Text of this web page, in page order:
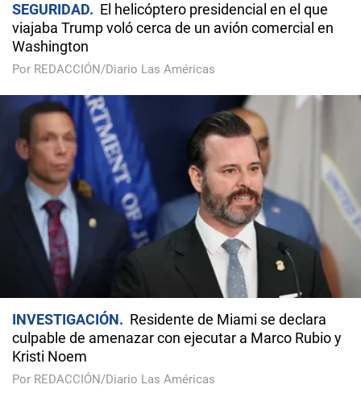
SEGURIDAD
El helicóptero presidencial en el que
viajaba Trump voló cerca de un avión comercial en
Washington
Por REDACCIÓN/Diario Las Américas
INVESTIGACIÓN
Residente de Miami se declara
culpable de amenazar con ejecutar a Marco Rubio y
Kristi Noem
Por REDACCIÓN/Diario Las Américas